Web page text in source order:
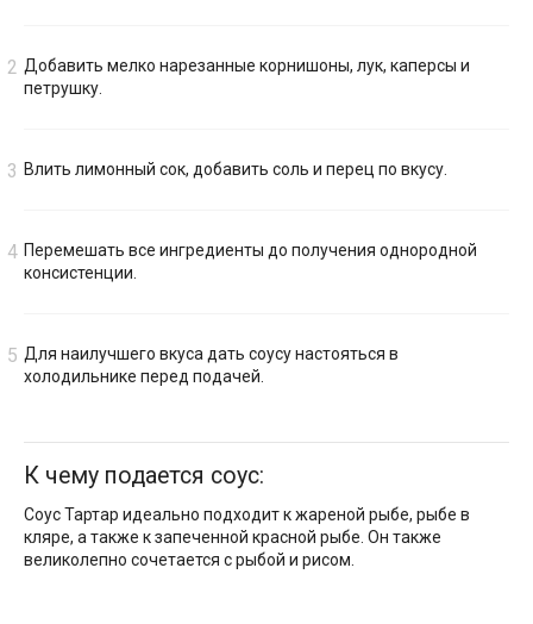
Добавить мелко нарезанные корнишоны, лук, каперсы и
петрушку.
Влить лимонный сок, добавить соль и перец по вкусу.
Перемешать все ингредиенты до получения однородной
консистенции.
Для наилучшего вкуса дать соусу настояться в
холодильнике перед подачей.
К чему подается соус:
Соус Тартар идеально подходит к жареной рыбе, рыбе в
кляре, а также к запеченной красной рыбе. Он также
великолепно сочетается с рыбой и рисом.